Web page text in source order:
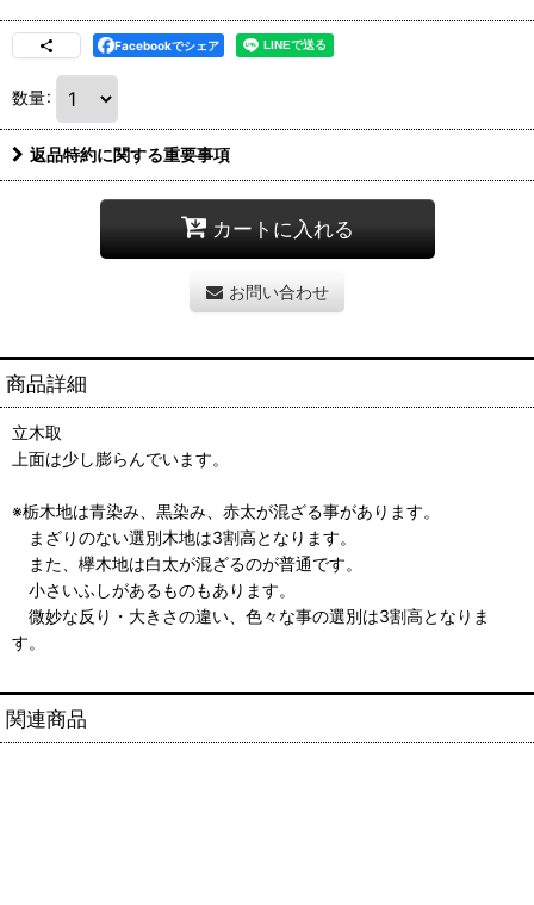
Facebookでシェア
数量:
返品特約に関する重要事項
カートに入れる
お問い合わせ
商品詳細
立木取
上面は少し膨らんでいます。
※栃木地は青染み、黒染み、赤太が混ざる事があります。
まざりのない選別木地は3割高となります。
また、欅木地は白太が混ざるのが普通です。
小さいふしがあるものもあります。
微妙な反り・大きさの違い、色々な事の選別は3割高となりま
す。
関連商品